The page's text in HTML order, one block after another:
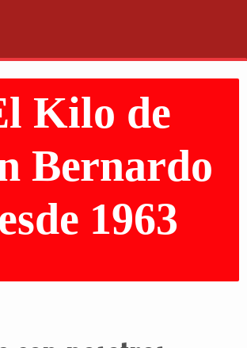
Kilo de
Bernardo
1963